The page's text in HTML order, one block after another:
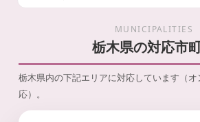
MUNICIPALITIES
栃木県の対応市
栃木県内の下記エリアに対応しています（
応）。